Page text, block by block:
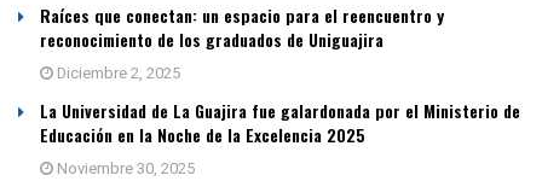
Raíces que conectan: un espacio para el reencuentro y
reconocimiento de los graduados de Uniguajira
Diciembre 2, 2025
La Universidad de La Guajira fue galardonada por el Ministerio de
Educación en la Noche de la Excelencia 2025
Noviembre 30, 2025